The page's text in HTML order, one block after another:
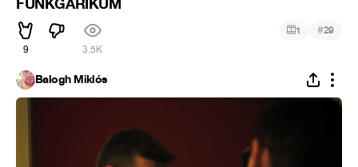
FUNKGARIKUM
9 3.5K
1 #29
Balogh Miklós